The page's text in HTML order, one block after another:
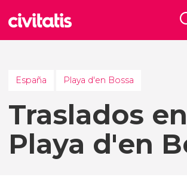
España Playa d'en Bossa
Traslados en
Playa d'en